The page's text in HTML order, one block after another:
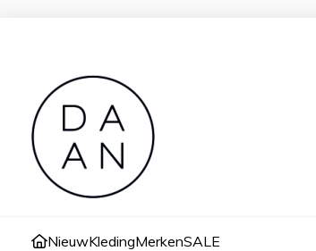
NieuwKledingMerkenSALE